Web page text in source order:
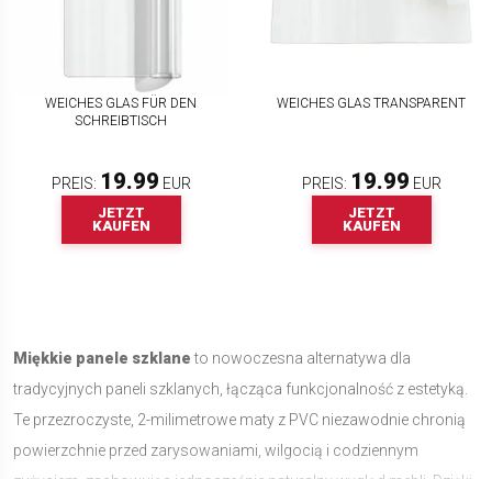
WEICHES GLAS FÜR DEN
SCHREIBTISCH
PREIS: 19.99 EUR
JETZT
KAUFEN
WEICHES GLAS TRANSPARENT
PREIS: 19.99 EUR
JETZT
KAUFEN
Miękkie panele szklaneto nowoczesna alternatywa dla
tradycyjnych paneli szklanych, łącząca funkcjonalność z estetyką.
Te przezroczyste, 2-milimetrowe maty z PVC niezawodnie chronią
powierzchnie przed zarysowaniami, wilgocią i codziennym